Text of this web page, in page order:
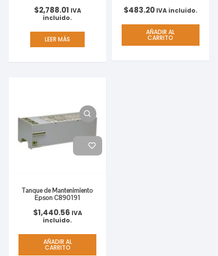
$2,788.01 IVA
incluido.
LEER MÁS
$483.20 IVA incluido.
AÑADIR AL
CARRITO
Tanque de Mantenimiento
Epson C890191
$1,440.56 IVA
incluido.
AÑADIR AL
CARRITO